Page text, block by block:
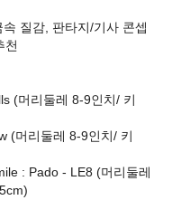
질감, 판타지/기사 콘셉
천
(머리둘레 8-9인치/ 키
(머리둘레 8-9인치/ 키
: Pado - LE8 (머리둘레